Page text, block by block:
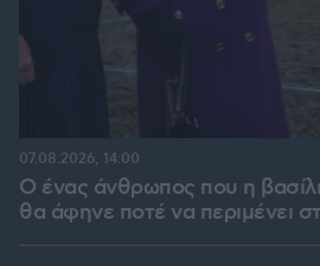
Ο ένας άνθρωπος που η
θα άφηνε ποτέ να περιμένει
07.08.2026, 14:00